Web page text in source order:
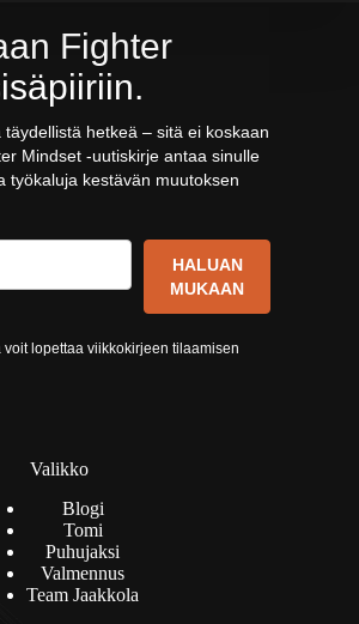
Fighter
hetkeä – sitä ei koskaan
Mindset -uutiskirje antaa sinulle
työkaluja kestävän muutoksen
HALUAN
MUKAAN
lopettaa viikkokirjeen tilaamisen
Valikko
Blogi
Tomi
Puhujaksi
Valmennus
Team Jaakkola